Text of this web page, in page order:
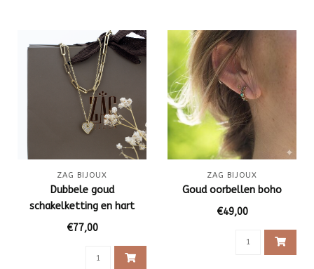
ZAG BIJOUX
Dubbele goud
schakelketting en hart
€77,00
ZAG BIJOUX
Goud oorbellen boho
€49,00